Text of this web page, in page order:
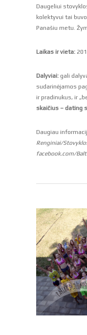
Daugeliui
kolektyvui tai
Panašiu metu.
Laikas ir vieta:
Dalyviai: gali
sudarinėjamos
ir pradinukus, ir
skaičius – dating
Daugiau
Renginiai/
facebook.com/